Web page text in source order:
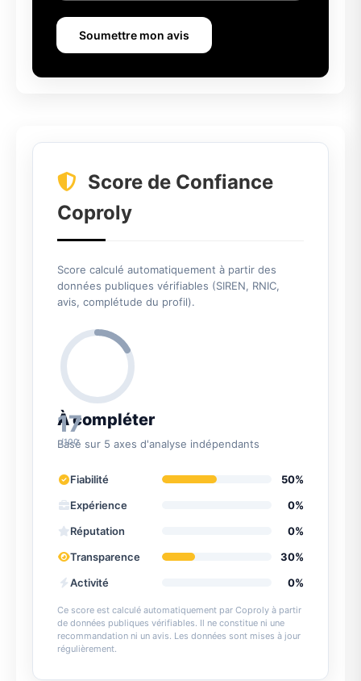
Soumettre mon avis
Score de Confiance
Coproly
Score calculé automatiquement à partir des
données publiques vérifiables (SIREN, RNIC,
avis, complétude du profil).
17
/100
À compléter
Basé sur 5 axes d'analyse indépendants
Fiabilité
50%
Expérience
0%
Réputation
0%
Transparence
30%
Activité
0%
Ce score est calculé automatiquement par Coproly à partir
de données publiques vérifiables. Il ne constitue ni une
recommandation ni un avis. Les données sont mises à jour
régulièrement.